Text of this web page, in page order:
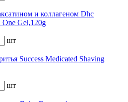
и коллагеном Dhc
Gel,120g
шт
Success Medicated Shaving
шт